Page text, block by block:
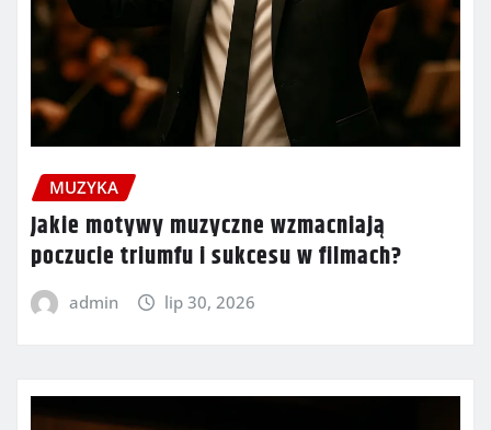
MUZYKA
Jakie motywy muzyczne wzmacniają
poczucie triumfu i sukcesu w filmach?
admin lip 30, 2026